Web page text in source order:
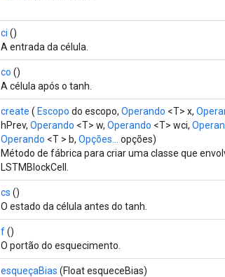
ci ()
A entrada da célula.
co ()
A célula após o tanh.
create ( Escopo do escopo, Operando <T> x,
hPrev, Operando <T> w, Operando <T> wci,
Operando <T > b, Opções...
opções)
Método de fábrica para criar uma classe que
LSTMBlockCell.
cs ()
O estado da célula antes do tanh.
f()
O portão do esquecimento.
esqueçaBias (Float esqueceBias)